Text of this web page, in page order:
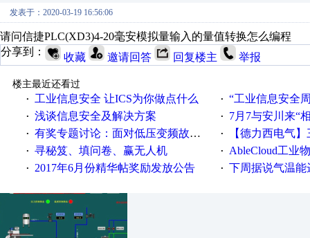
发表于：2020-03-19 16:56:06
请问信捷PLC(XD3)4-20毫安模拟量输入的量值转换怎么编程
分享到：
收藏 邀请回答 回复楼主 举报
楼主最近还看过
·
工业信息安全 让ICS为你做点什么 · “工业信息安全周之我见”
· 浅谈信息安全及解决方案 · 7月7与安川来“
· 有奖专题讨论：面对低压变频故障，老手是这样解决的！ · 【德力西电气】三
· 寻秘笈、填问卷、赢无人机 · AbleCloud工业物联
· 2017年6月份精华帖奖励发放公告 · 下周据说气温能